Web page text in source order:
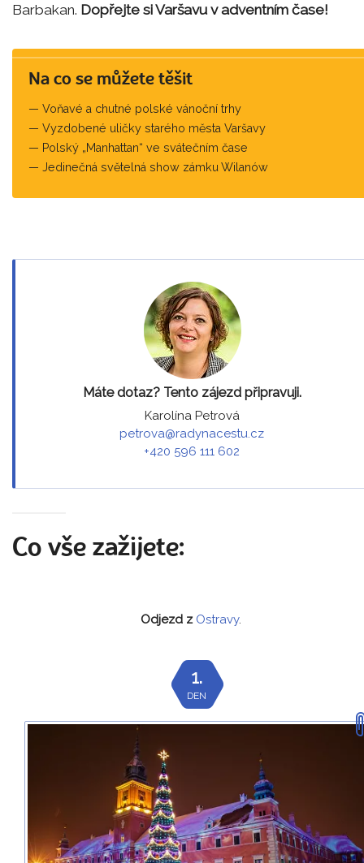
Barbakan. Dopřejte si Varšavu v adventním čase!
Na co se můžete těšit
Voňavé a chutné polské vánoční trhy
Vyzdobené uličky starého města Varšavy
Polský „Manhattan“ ve svátečním čase
Jedinečná světelná show zámku Wilanów
Máte dotaz? Tento zájezd připravuji.
Karolína Petrová
petrova@radynacestu.cz
+420 596 111 602
Co vše zažijete:
Odjezd z Ostravy.
1.
DEN